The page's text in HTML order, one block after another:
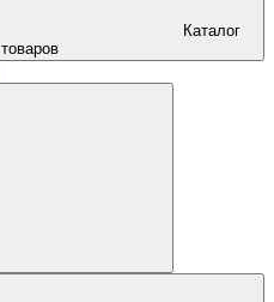
Каталог
товаров